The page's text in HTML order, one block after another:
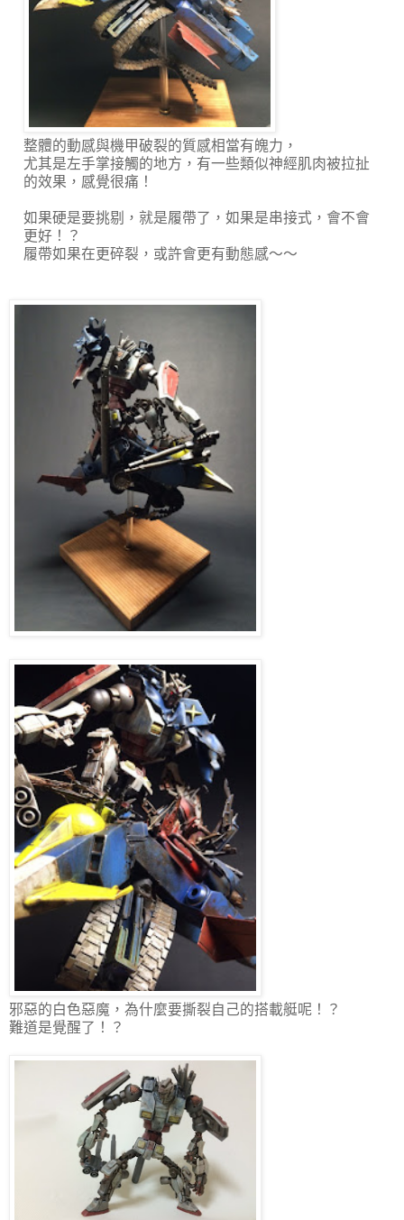
整體的動感與機甲破裂的質感相當有魄力，
尤其是左手掌接觸的地方，有一些類似神經肌肉被拉扯
的效果，感覺很痛！
如果硬是要挑剔，就是履帶了，如果是串接式，會不會
更好！？
履帶如果在更碎裂，或許會更有動態感～～
邪惡的白色惡魔，為什麼要撕裂自己的搭載艇呢！？
難道是覺醒了！？